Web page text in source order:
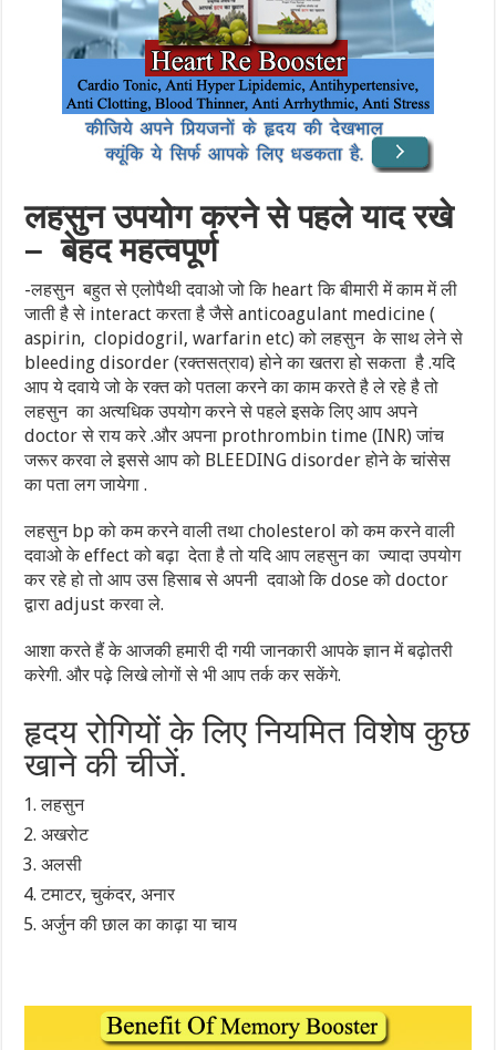
लहसुन उपयोग करने से पहले याद रखे
– बेहद महत्वपूर्ण
-लहसुन बहुत से एलोपैथी दवाओ जो कि heart कि बीमारी में काम में ली
जाती है से interact करता है जैसे anticoagulant medicine (
aspirin, clopidogril, warfarin etc) को लहसुन के साथ लेने से
bleeding disorder (रक्तसत्राव) होने का खतरा हो सकता है .यदि
आप ये दवाये जो के रक्त को पतला करने का काम करते है ले रहे है तो
लहसुन का अत्यधिक उपयोग करने से पहले इसके लिए आप अपने
doctor से राय करे .और अपना prothrombin time (INR) जांच
जरूर करवा ले इससे आप को BLEEDING disorder होने के चांसेस
का पता लग जायेगा .
लहसुन bp को कम करने वाली तथा cholesterol को कम करने वाली
दवाओ के effect को बढ़ा देता है तो यदि आप लहसुन का ज्यादा उपयोग
कर रहे हो तो आप उस हिसाब से अपनी दवाओ कि dose को doctor
द्वारा adjust करवा ले.
आशा करते हैं के आजकी हमारी दी गयी जानकारी आपके ज्ञान में बढ़ोतरी
करेगी. और पढ़े लिखे लोगों से भी आप तर्क कर सकेंगे.
हृदय रोगियों के लिए नियमित विशेष कुछ
खाने की चीजें.
लहसुन
अखरोट
अलसी
टमाटर, चुकंदर, अनार
अर्जुन की छाल का काढ़ा या चाय